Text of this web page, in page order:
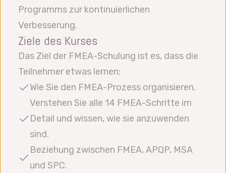
Programms zur kontinuierlichen
Verbesserung.
Ziele des Kurses
Das Ziel der FMEA-Schulung ist es, dass die
Teilnehmer etwas lernen:
Wie Sie den FMEA-Prozess organisieren.
Verstehen Sie alle 14 FMEA-Schritte im
Detail und wissen, wie sie anzuwenden
sind.
Beziehung zwischen FMEA, APQP, MSA
und SPC.